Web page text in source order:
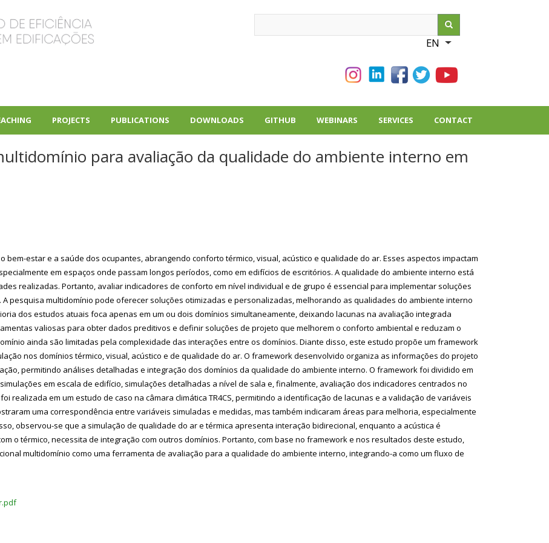
EN
List additional
PROJECTS PUBLICATIONS DOWNLOADS GITHUB WEBINARS SERVICES CONTACT
para avaliação da qualidade do ambiente interno em
bem-estar e a saúde dos ocupantes, abrangendo conforto térmico, visual, acústico e qualidade do ar. Esses aspectos impactam
em espaços onde passam longos períodos, como em edifícios de escritórios. A qualidade do ambiente interno está
realizadas. Portanto, avaliar indicadores de conforto em nível individual e de grupo é essencial para implementar soluções
pesquisa multidomínio pode oferecer soluções otimizadas e personalizadas, melhorando as qualidades do ambiente interno
dos estudos atuais foca apenas em um ou dois domínios simultaneamente, deixando lacunas na avaliação integrada
valiosas para obter dados preditivos e definir soluções de projeto que melhorem o conforto ambiental e reduzam o
ainda são limitadas pela complexidade das interações entre os domínios. Diante disso, este estudo propõe um framework
nos domínios térmico, visual, acústico e de qualidade do ar. O framework desenvolvido organiza as informações do projeto
permitindo análises detalhadas e integração dos domínios da qualidade do ambiente interno. O framework foi dividido em
em escala de edifício, simulações detalhadas a nível de sala e, finalmente, avaliação dos indicadores centrados no
realizada em um estudo de caso na câmara climática TR4CS, permitindo a identificação de lacunas e a validação de variáveis
uma correspondência entre variáveis simuladas e medidas, mas também indicaram áreas para melhoria, especialmente
observou-se que a simulação de qualidade do ar e térmica apresenta interação bidirecional, enquanto a acústica é
o térmico, necessita de integração com outros domínios. Portanto, com base no framework e nos resultados deste estudo,
multidomínio como uma ferramenta de avaliação para a qualidade do ambiente interno, integrando-a como um fluxo de